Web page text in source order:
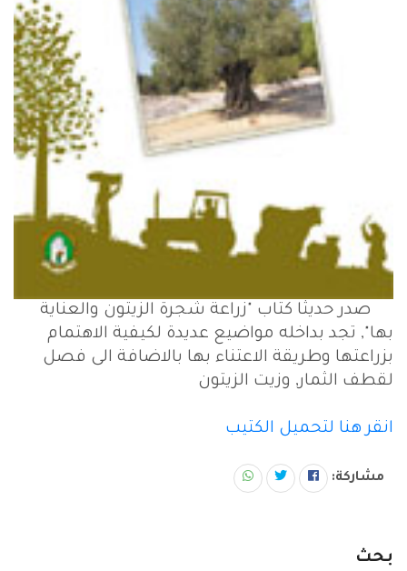
صدر حديثا كتاب "زراعة شجرة الزيتون والعناية
بها", تجد بداخله مواضيع عديدة لكيفية الاهتمام
بزراعتها وطريقة الاعتناء بها بالاضافة الى فصل
لقطف الثمار, وزيت الزيتون
انقر هنا لتحميل الكتيب
مشاركة:
بحث